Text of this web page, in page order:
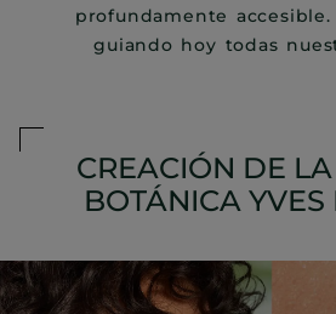
profundamente
guiando hoy todas
CREACIÓN DE
BOTÁNICA YVES